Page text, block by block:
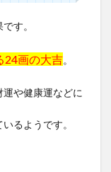
す。
24画の大吉。
や健康運などに
るようです。